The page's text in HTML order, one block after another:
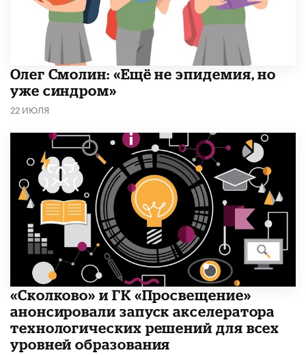
​Олег Смолин: «Ещё не эпидемия, но
уже синдром»
22 ИЮЛЯ
«Сколково» и ГК «Просвещение»
анонсировали запуск акселератора
технологических решений для всех
уровней образования